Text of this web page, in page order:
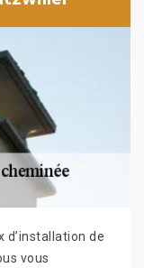
d’installation de
vous